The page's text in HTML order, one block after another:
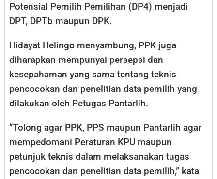
Potensial Pemilih Pemilihan (DP4) menjadi
DPT, DPTb maupun DPK.
Hidayat Helingo menyambung, PPK juga
diharapkan mempunyai persepsi dan
kesepahaman yang sama tentang teknis
pencocokan dan penelitian data pemilih yang
dilakukan oleh Petugas Pantarlih.
“Tolong agar PPK, PPS maupun Pantarlih agar
mempedomani Peraturan KPU maupun
petunjuk teknis dalam melaksanakan tugas
pencocokan dan penelitian data pemilih,” kata